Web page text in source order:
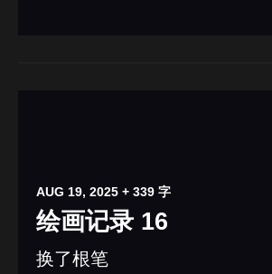
AUG 19, 2025 + 339 字
绘画记录 16
换了根笔